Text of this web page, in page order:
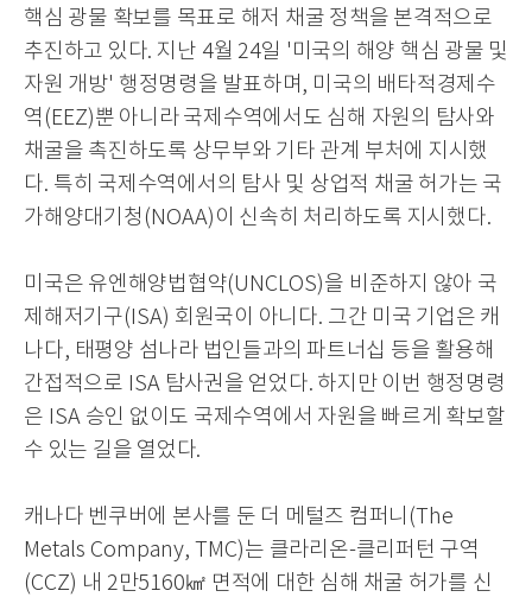
핵심 광물 확보를 목표로 해저 채굴 정책을 본격적으로
추진하고 있다.지난 4월 24일 ' 미국의 해양 핵심 광물 및
자원 개방' 행정명령을 발표하며 , 미국의 배타적경제수
역 (EEZ)뿐 아니라 국제수역에서도 심해 자원의 탐사와
채굴을 촉진하도록 상무부와 기타 관계 부처에 지시했
다. 특히 국제수역에서의 탐사 및 상업적 채굴 허가는 국
가해양대기청 (NOAA) 이 신속히 처리하도록 지시했다.
미국은 유엔해양법협약(UNCLOS)을 비준하지 않아 국
제해저기구(ISA) 회원국이 아니다. 그간 미국 기업은 캐
나다, 태평양 섬나라 법인들과의 파트너십 등을 활용해
간접적으로 ISA 탐사권을 얻었다. 하지만 이번 행정명령
은 ISA 승인 없이도 국제수역에서 자원을 빠르게 확보할
수 있는 길을 열었다.
캐나다 벤쿠버에 본사를 둔 더 메털즈 컴퍼니 (The
Metals Company, TMC)는 클라리온-클리퍼턴 구역
(CCZ) 내 2만5160㎢ 면적에 대한 심해 채굴 허가를 신